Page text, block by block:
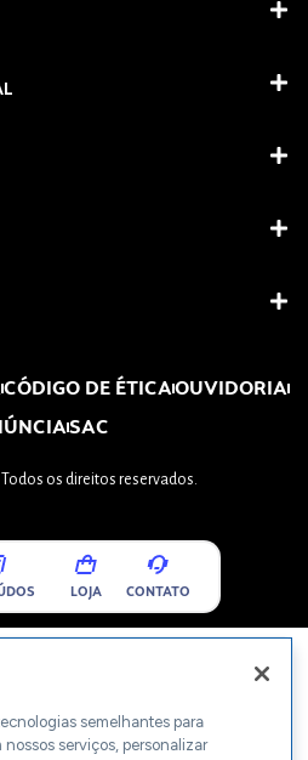
CÓDIGO DE ÉTICAOUVIDORIA
SAC
Todos os direitos reservados.
LOJA CONTATO
semelhantes para
serviços, personalizar